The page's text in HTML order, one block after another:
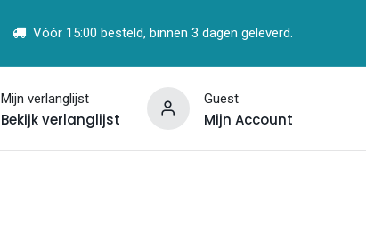
Vóór 15:00 besteld, binnen 3 dagen geleverd.
Mijn verlanglijst
Bekijk verlanglijst
Guest
Mijn Account